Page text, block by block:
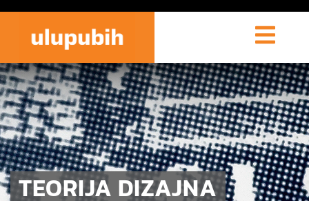
TEORIJA DIZAJNA